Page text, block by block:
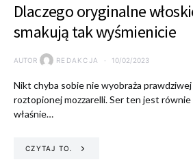
Dlaczego oryginalne
smakują tak wyśmienicie
AUTOR REDAKCJA 10/02/2023
Nikt chyba sobie nie wyobraża prawdziwej
roztopionej mozzarelli. Ser ten jest
właśnie…
CZYTAJ TO.